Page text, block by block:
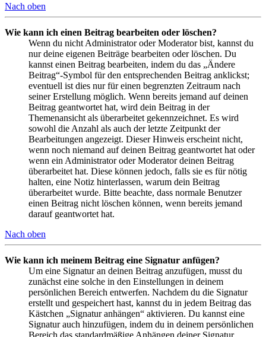
Nach oben
Wie kann ich einen Beitrag bearbeiten oder löschen?
Wenn du nicht Administrator oder Moderator bist, kannst du
nur deine eigenen Beiträge bearbeiten oder löschen. Du
kannst einen Beitrag bearbeiten, indem du das „Ändere
Beitrag“-Symbol für den entsprechenden Beitrag anklickst;
eventuell ist dies nur für einen begrenzten Zeitraum nach
seiner Erstellung möglich. Wenn bereits jemand auf deinen
Beitrag geantwortet hat, wird dein Beitrag in der
Themenansicht als überarbeitet gekennzeichnet. Es wird
sowohl die Anzahl als auch der letzte Zeitpunkt der
Bearbeitungen angezeigt. Dieser Hinweis erscheint nicht,
wenn noch niemand auf deinen Beitrag geantwortet hat oder
wenn ein Administrator oder Moderator deinen Beitrag
überarbeitet hat. Diese können jedoch, falls sie es für nötig
halten, eine Notiz hinterlassen, warum dein Beitrag
überarbeitet wurde. Bitte beachte, dass normale Benutzer
einen Beitrag nicht löschen können, wenn bereits jemand
darauf geantwortet hat.
Nach oben
Wie kann ich meinem Beitrag eine Signatur anfügen?
Um eine Signatur an deinen Beitrag anzufügen, musst du
zunächst eine solche in den Einstellungen in deinem
persönlichen Bereich entwerfen. Nachdem du die Signatur
erstellt und gespeichert hast, kannst du in jedem Beitrag das
Kästchen „Signatur anhängen“ aktivieren. Du kannst eine
Signatur auch hinzufügen, indem du in deinem persönlichen
Bereich das standardmäßige Anhängen deiner Signatur